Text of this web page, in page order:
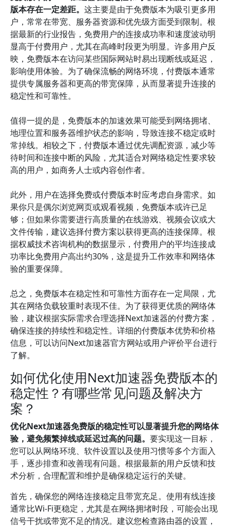
版本存在一定差距。 这主要是由于免费版本为吸引更多用
户，常常在带宽、服务器资源和优先级方面受到限制。根
据最新的行业报告，免费用户的连接成功率和速度波动明
显高于付费用户，尤其在高峰时段更为明显。许多用户反
映，免费版本在访问某些国际网站时易出现断线或延迟，
影响使用体验。为了确保流畅的网络环境，付费版本通常
提供专属服务器和更高的带宽保障，从而显著提升连接的
稳定性和可靠性。
值得一提的是，免费版本的加速效果可能受到网络拥堵、
地理位置和服务器维护状态的影响，导致连接不稳定或时
常掉线。相较之下，付费版本通过优先调配资源，减少等
待时间和连接中断的风险，尤其适合对网络稳定性要求较
高的用户，如商务人士或内容创作者。
此外，用户在选择免费或付费版本时应考虑自身需求。如
果你只是偶尔浏览网页或观看视频，免费版本或许已足
够；但如果你需要进行高质量的在线游戏、视频会议或大
文件传输，建议选择付费方案以获得更高的连接保障。根
据权威技术咨询机构的数据显示，付费用户的平均连接成
功率比免费用户高出约30%，这是提升工作效率和网络体
验的重要保障。
总之，免费版本在稳定性和可靠性方面存在一定局限，尤
其在网络负载较重时表现不佳。为了获得更优质的网络体
验，建议根据实际需求合理选择Next加速器的付费方案，
确保连接的持续性和稳定性。详细的付费版本优势和价格
信息，可以访问Next加速器官方网站或用户评价平台进行
了解。
如何优化使用Next加速器免费版本的
稳定性？有哪些常见问题及解决方
案？
优化Next加速器免费版的稳定性可以显著提升您的网络体
验，避免频繁掉线或延迟过高的问题。 要实现这一目标，
您可以从网络环境、软件设置以及使用习惯等多个方面入
手，逐步排查和改善现有问题。根据最新的用户反馈和技
术分析，合理配置和维护是确保稳定运行的关键。
首先，确保您的网络连接稳定且带宽充足。使用有线连接
通常比Wi-Fi更稳定，尤其是在网络拥堵时段，可能会出现
信号干扰或带宽不足的情况。建议您检查路由器的设置，